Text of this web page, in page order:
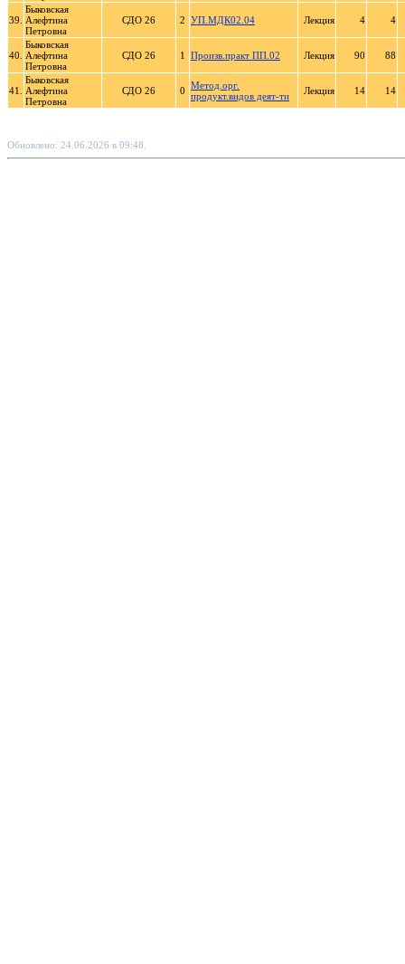
39.
Быковская
Алефтина
Петровна
СДО 26 2 УП.МДК02.04 Лекция 4 4
40.
Быковская
Алефтина
Петровна
СДО 26 1 Произв.практ ПП.02 Лекция 90 88
41.
Быковская
Алефтина
Петровна
СДО 26 0 Метод.орг.
продукт.видов деят-ти
Лекция 14 14
Обновлено: 24.06.2026 в 09:48.